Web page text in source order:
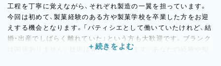
工程を丁寧に覚えながら、それぞれ製造の一翼を担っています。
今回は初めて、製菓経験のある方や製菓学校を卒業した方をお迎
えする機会となります。「パティシエとして働いていたけれど、結
婚・出産でしばらく離れていた」という方も大歓迎です。ブランク
は関係ありません。技術は体が覚えています。あなたの経験や知